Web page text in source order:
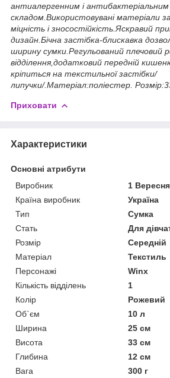
антиалергенним і антибактеріальним
складом.Використовувані матеріали
міцність і зносостійкість.Яскравий
дизайн.Бічна застібка-блискавка
ширину сумки.Регульований плечовий
відділення,додатковий передній
кріпиться на текстильної застібки/
липучки/.Матеріал:поліестер.
Приховати
Характеристики
Основні атрибути
Виробник
1 Вересня
Країна виробник
Україна
Тип
Сумка
Стать
Для
Розмір
Середній
Матеріал
Текстиль
Персонажі
Winx
Кількість відділень
1
Колір
Рожевий
Об`єм
10 л
Ширина
25 см
Висота
33 см
Глибина
12 см
Вага
300 г